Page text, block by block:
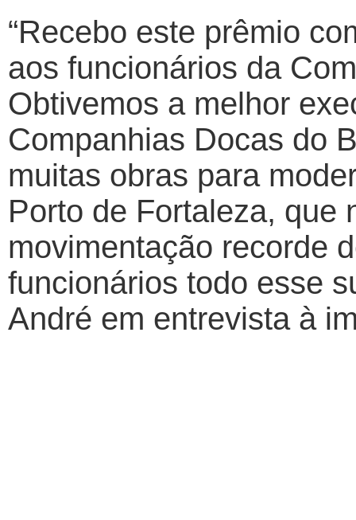
“Recebo este prêmio
aos funcionários da
Obtivemos a melhor
Companhias Docas do
muitas obras para
Porto de Fortaleza, que
movimentação recorde
funcionários todo esse
André em entrevista à